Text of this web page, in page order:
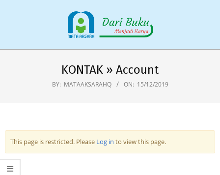
KONTAK » Account
BY: MATAAKSARAHQ ON: 15/12/2019
This page is restricted. Please Log in to view this page.